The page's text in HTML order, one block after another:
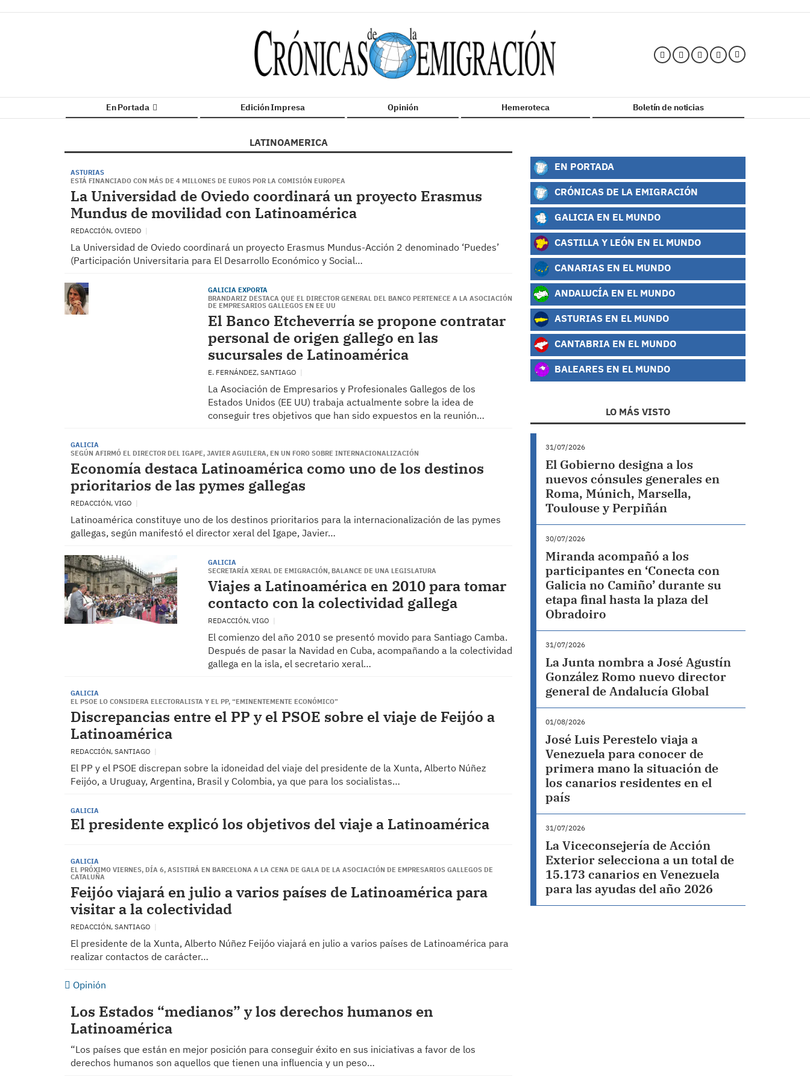
En Portada Edición Impresa Opinión Hemeroteca Boletín de noticias
LATINOAMERICA
ASTURIAS
ESTÁ FINANCIADO CON MÁS DE 4 MILLONES DE EUROS POR LA COMISIÓN EUROPEA
La Universidad de Oviedo coordinará un proyecto Erasmus
Mundus de movilidad con Latinoamérica
REDACCIÓN, OVIEDO
La Universidad de Oviedo coordinará un proyecto Erasmus Mundus-Acción 2 denominado ‘Puedes’
(Participación Universitaria para El Desarrollo Económico y Social…
GALICIA EXPORTA
BRANDARIZ DESTACA QUE EL DIRECTOR GENERAL DEL BANCO PERTENECE A LA ASOCIACIÓN
DE EMPRESARIOS GALLEGOS EN EE UU
El Banco Etcheverría se propone contratar
personal de origen gallego en las
sucursales de Latinoamérica
E. FERNÁNDEZ, SANTIAGO
La Asociación de Empresarios y Profesionales Gallegos de los
Estados Unidos (EE UU) trabaja actualmente sobre la idea de
conseguir tres objetivos que han sido expuestos en la reunión…
GALICIA
SEGÚN AFIRMÓ EL DIRECTOR DEL IGAPE, JAVIER AGUILERA, EN UN FORO SOBRE INTERNACIONALIZACIÓN
Economía destaca Latinoamérica como uno de los destinos
prioritarios de las pymes gallegas
REDACCIÓN, VIGO
Latinoamérica constituye uno de los destinos prioritarios para la internacionalización de las pymes
gallegas, según manifestó el director xeral del Igape, Javier…
GALICIA
SECRETARÍA XERAL DE EMIGRACIÓN, BALANCE DE UNA LEGISLATURA
Viajes a Latinoamérica en 2010 para tomar
contacto con la colectividad gallega
REDACCIÓN, VIGO
El comienzo del año 2010 se presentó movido para Santiago Camba.
Después de pasar la Navidad en Cuba, acompañando a la colectividad
gallega en la isla, el secretario xeral…
GALICIA
EL PSOE LO CONSIDERA ELECTORALISTA Y EL PP, “EMINENTEMENTE ECONÓMICO”
Discrepancias entre el PP y el PSOE sobre el viaje de Feijóo a
Latinoamérica
REDACCIÓN, SANTIAGO
El PP y el PSOE discrepan sobre la idoneidad del viaje del presidente de la Xunta, Alberto Núñez
Feijóo, a Uruguay, Argentina, Brasil y Colombia, ya que para los socialistas…
GALICIA
El presidente explicó los objetivos del viaje a Latinoamérica
GALICIA
EL PRÓXIMO VIERNES, DÍA 6, ASISTIRÁ EN BARCELONA A LA CENA DE GALA DE LA ASOCIACIÓN DE EMPRESARIOS GALLEGOS DE
CATALUÑA
Feijóo viajará en julio a varios países de Latinoamérica para
visitar a la colectividad
REDACCIÓN, SANTIAGO
El presidente de la Xunta, Alberto Núñez Feijóo viajará en julio a varios países de Latinoamérica para
realizar contactos de carácter…
Opinión
Los Estados “medianos” y los derechos humanos en
Latinoamérica
“Los países que están en mejor posición para conseguir éxito en sus iniciativas a favor de los
derechos humanos son aquellos que tienen una influencia y un peso…
EN PORTADA
CRÓNICAS DE LA EMIGRACIÓN
GALICIA EN EL MUNDO
CASTILLA Y LEÓN EN EL MUNDO
CANARIAS EN EL MUNDO
ANDALUCÍA EN EL MUNDO
ASTURIAS EN EL MUNDO
CANTABRIA EN EL MUNDO
BALEARES EN EL MUNDO
LO MÁS VISTO
31/07/2026
El Gobierno designa a los
nuevos cónsules generales en
Roma, Múnich, Marsella,
Toulouse y Perpiñán
30/07/2026
Miranda acompañó a los
participantes en ‘Conecta con
Galicia no Camiño’ durante su
etapa final hasta la plaza del
Obradoiro
31/07/2026
La Junta nombra a José Agustín
González Romo nuevo director
general de Andalucía Global
01/08/2026
José Luis Perestelo viaja a
Venezuela para conocer de
primera mano la situación de
los canarios residentes en el
país
31/07/2026
La Viceconsejería de Acción
Exterior selecciona a un total de
15.173 canarios en Venezuela
para las ayudas del año 2026